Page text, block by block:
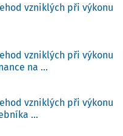
vzniklých při výkonu
vzniklých při výkonu
na ...
vzniklých při výkonu
...